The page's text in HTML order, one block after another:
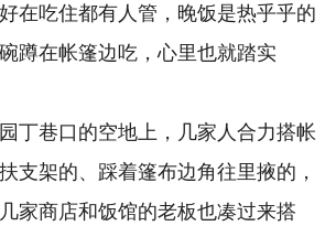
在吃住都有人管，晚饭是热乎乎的
蹲在帐篷边吃，心里也就踏实
巷口的空地上，几家人合力搭帐
支架的、踩着篷布边角往里掖的，
家商店和饭馆的老板也凑过来搭